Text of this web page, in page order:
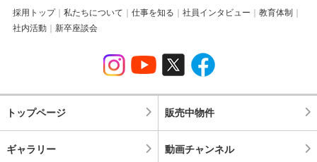
採用トップ 私たちについて 仕事を知る 社員インタビュー
教育体制
社内活動
新卒座談会
トップページ 販売中物件
ギャラリー 動画チャンネル